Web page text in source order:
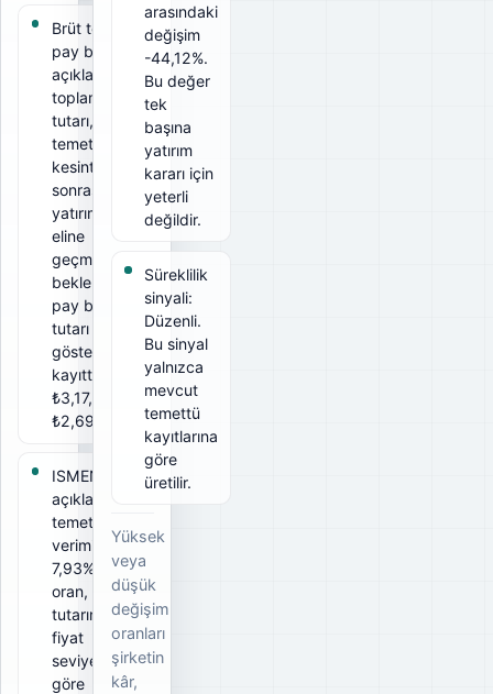
Brüt temettü
pay başına
açıklanan
toplam
tutarı, net
temettü ise
kesintiler
sonrası
yatırımcının
eline
geçmesi
beklenen
pay başına
tutarı
gösterir. Bu
kayıtta brüt
₺3,17, net
₺2,6917.
ISMEN için
açıklanan
temettü
verimi
7,93%. Bu
oran, ödeme
tutarının ilgili
fiyat
seviyesine
göre
arasındaki
değişim
-44,12%.
Bu değer
tek
başına
yatırım
kararı için
yeterli
değildir.
Süreklilik
sinyali:
Düzenli.
Bu sinyal
yalnızca
mevcut
temettü
kayıtlarına
göre
üretilir.
Yüksek
veya
düşük
değişim
oranları
şirketin
kâr,